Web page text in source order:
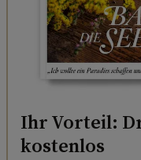
Ihr Vorteil:
kostenlos